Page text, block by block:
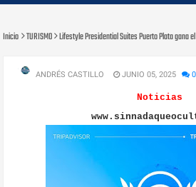
Inicio TURISMO Lifestyle Presidential Suites Puerto Plata gana
ANDRÉS CASTILLO JUNIO 05, 2025 0
Noticias